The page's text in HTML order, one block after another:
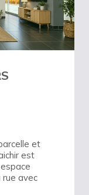
et
est
rue avec